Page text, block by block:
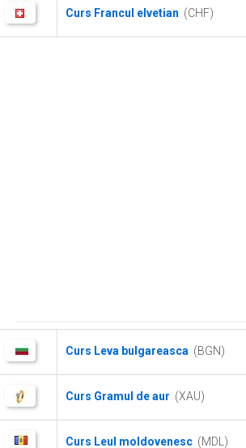
Curs Francul elvetian (CHF)
Curs Leva bulgareasca (BGN)
Curs Gramul de aur (XAU)
Curs Leul moldovenesc (MDL)